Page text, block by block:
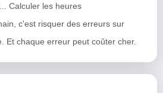
Calculer les heures
c'est risquer des erreurs sur
Et chaque erreur peut coûter cher.